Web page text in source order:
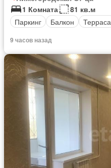
1 Комната
81 кв.м
Паркинг
Балкон Терраса
9 часов назад